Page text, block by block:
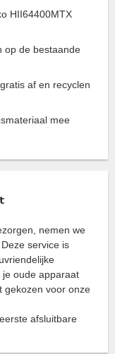
HII64400MTX
op de bestaande
af en recyclen
mee
nemen we
service is
oude apparaat
gekozen voor onze
afsluitbare